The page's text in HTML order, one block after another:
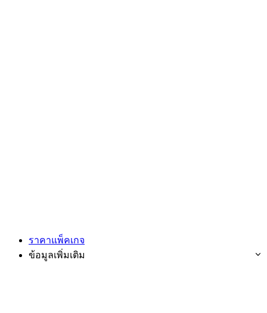
ราคาแพ็คเกจ
ข้อมูลเพิ่มเติม